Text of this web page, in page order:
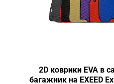
2D коврики EVA в
багажник на EXEED